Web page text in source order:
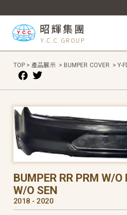
昭輝集團
Y.C.C GROUP
TOP > 產品展示 > BUMPER COVER > Y-
BUMPER RR PRM W/O
W/O SEN
2018 - 2020